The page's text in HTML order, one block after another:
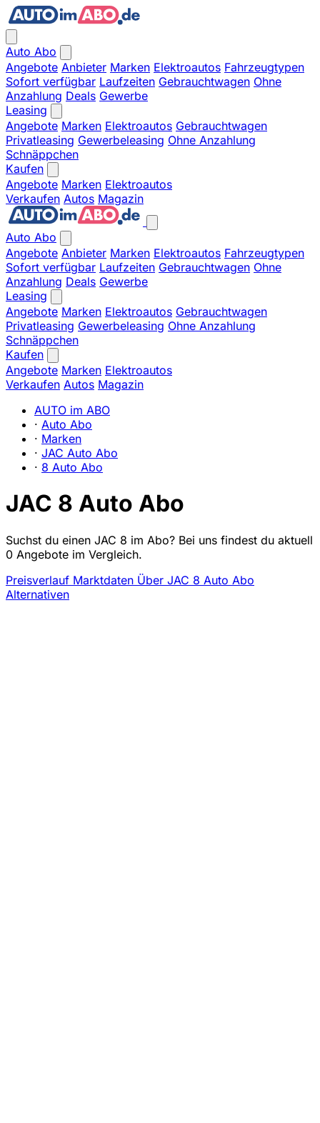
Auto Abo
Angebote Anbieter Marken Elektroautos Fahrzeugtypen
Sofort verfügbar Laufzeiten Gebrauchtwagen Ohne
Anzahlung Deals Gewerbe
Leasing
Angebote Marken Elektroautos Gebrauchtwagen
Privatleasing Gewerbeleasing Ohne Anzahlung
Schnäppchen
Kaufen
Angebote Marken Elektroautos
Verkaufen Autos Magazin
Auto Abo
Angebote Anbieter Marken Elektroautos Fahrzeugtypen
Sofort verfügbar Laufzeiten Gebrauchtwagen Ohne
Anzahlung Deals Gewerbe
Leasing
Angebote Marken Elektroautos Gebrauchtwagen
Privatleasing Gewerbeleasing Ohne Anzahlung
Schnäppchen
Kaufen
Angebote Marken Elektroautos
Verkaufen Autos Magazin
AUTO im ABO
· Auto Abo
· Marken
· JAC Auto Abo
· 8 Auto Abo
JAC 8 Auto Abo
Suchst du einen JAC 8 im Abo? Bei uns findest du aktuell
0 Angebote im Vergleich.
Preisverlauf Marktdaten Über JAC 8 Auto Abo
Alternativen